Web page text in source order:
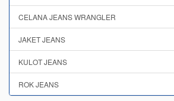
CELANA JEANS WRANGLER
JAKET JEANS
KULOT JEANS
ROK JEANS